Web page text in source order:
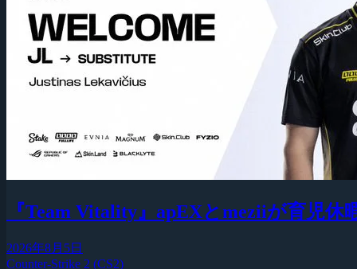
『Team Vitality』apEXとmeziiが育児
2026年8月5日
Counter-Strike 2 (CS2)